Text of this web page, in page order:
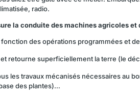
radio.
la conduite des machines agricoles et
des opérations programmées et
retourne superficiellement la terre (le
les travaux mécanisés nécessaires au
des plantes)…